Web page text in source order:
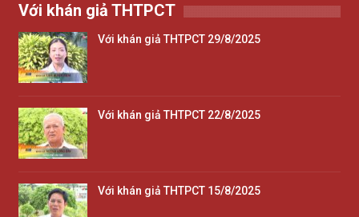
Với khán giả THTPCT
Với khán giả THTPCT 29/8/2025
Với khán giả THTPCT 22/8/2025
Với khán giả THTPCT 15/8/2025